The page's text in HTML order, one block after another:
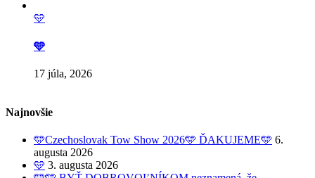
🩵
🩵
17 júla, 2026
Najnovšie
🩵Czechoslovak Tow Show 2026🩵 ĎAKUJEME🩵 6.
augusta 2026
🩵 3. augusta 2026